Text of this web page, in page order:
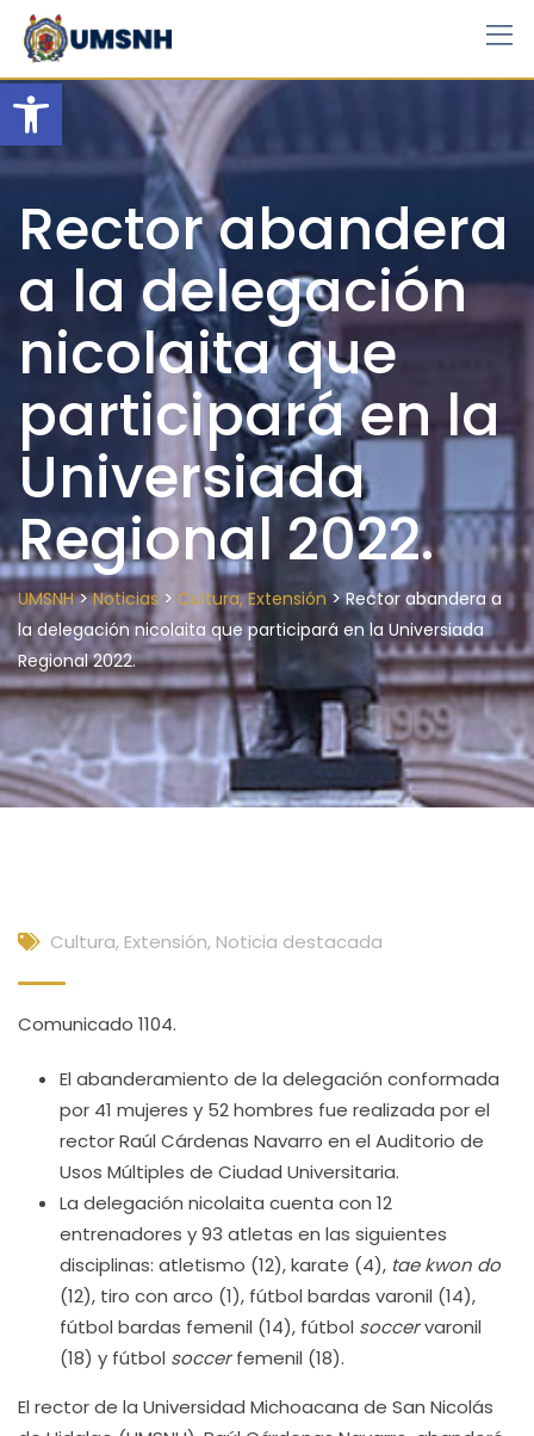
Open toolbar
Skip
content
Rector abandera
a la delegación
nicolaita que
participará en la
Universiada
Regional 2022.
UMSNH>Noticias > Cultura, Extensión >Rector abandera a
la delegación nicolaita que participará en la Universiada
Regional 2022.
Cultura, Extensión, Noticia destacada
Comunicado 1104.
El abanderamiento de la delegación conformada
por 41 mujeres y 52 hombres fue realizada por el
rector Raúl Cárdenas Navarro en el Auditorio de
Usos Múltiples de Ciudad Universitaria.
La delegación nicolaita cuenta con 12
entrenadores y 93 atletas en las siguientes
disciplinas: atletismo (12), karate (4), tae kwon do
(12), tiro con arco (1), fútbol bardas varonil (14),
fútbol bardas femenil (14), fútbol soccervaronil
(18) y fútbol soccerfemenil (18).
El rector de la Universidad Michoacana de San Nicolás